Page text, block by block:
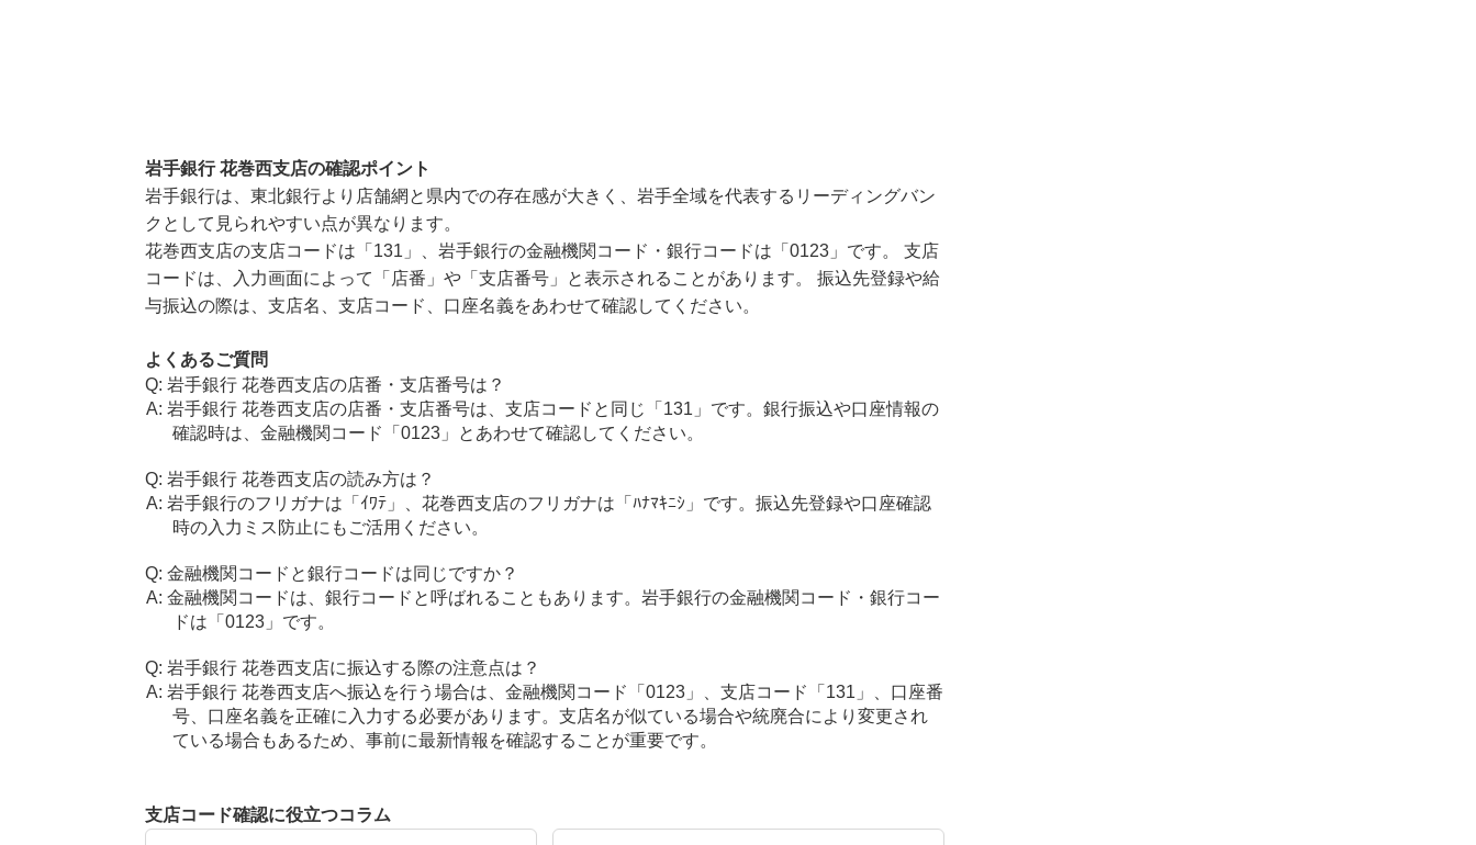
岩手銀行 花巻西支店の確認ポイント
岩手銀行は、東北銀行より店舗網と県内での存在感が大きく、岩手全域を代表するリーディングバン
クとして見られやすい点が異なります。
花巻西支店の支店コードは「131」、岩手銀行の金融機関コード・銀行コードは「0123」です。 支店
コードは、入力画面によって「店番」や「支店番号」と表示されることがあります。 振込先登録や給
与振込の際は、支店名、支店コード、口座名義をあわせて確認してください。
よくあるご質問
岩手銀行 花巻西支店の店番・支店番号は？
岩手銀行 花巻西支店の店番・支店番号は、支店コードと同じ「131」です。銀行振込や口座情報の
確認時は、金融機関コード「0123」とあわせて確認してください。
岩手銀行 花巻西支店の読み方は？
岩手銀行のフリガナは「ｲﾜﾃ」、花巻西支店のフリガナは「ﾊﾅﾏｷﾆｼ」です。振込先登録や口座確認
時の入力ミス防止にもご活用ください。
金融機関コードと銀行コードは同じですか？
金融機関コードは、銀行コードと呼ばれることもあります。岩手銀行の金融機関コード・銀行コー
ドは「0123」です。
岩手銀行 花巻西支店に振込する際の注意点は？
岩手銀行 花巻西支店へ振込を行う場合は、金融機関コード「0123」、支店コード「131」、口座番
号、口座名義を正確に入力する必要があります。支店名が似ている場合や統廃合により変更され
ている場合もあるため、事前に最新情報を確認することが重要です。
支店コード確認に役立つコラム